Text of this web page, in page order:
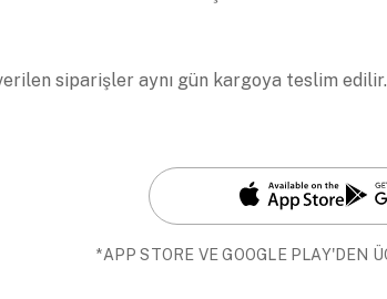
siparişler aynı gün kargoya teslim
*APP STORE VE GOOGLE PLAY'DEN